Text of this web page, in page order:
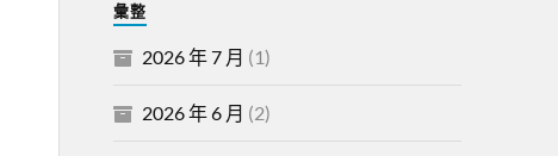
彙整
2026 年 7 月 (1)
2026 年 6 月 (2)